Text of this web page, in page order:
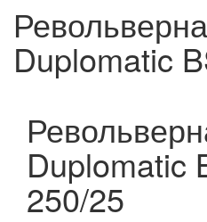
Duplomatic
Duplomatic
250/25